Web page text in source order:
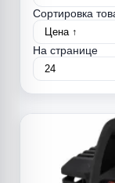
Сортировка
На странице